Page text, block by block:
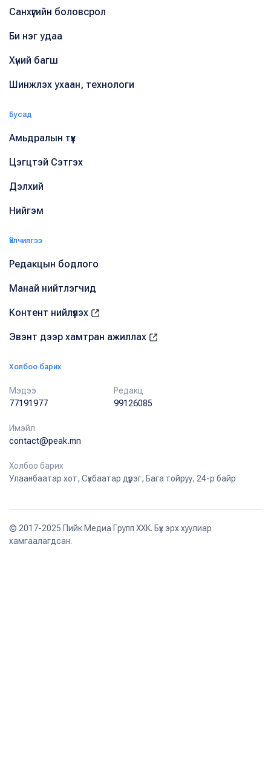
Санхүүгийн боловсрол
Би нэг удаа
Хүний багш
Шинжлэх ухаан, технологи
Бусад
Амьдралын түүх
Цэгцтэй Сэтгэх
Дэлхий
Нийгэм
Үйлчилгээ
Редакцын бодлого
Манай нийтлэгчид
Контент нийлүүлэх
Эвэнт дээр хамтран ажиллах
Холбоо барих
Мэдээ
77191977
Редакц
99126085
Имэйл
contact@peak.mn
Холбоо барих
Улаанбаатар хот, Сүхбаатар дүүрэг, Бага тойруу, 24-р байр
© 2017-2025 Пийк Медиа Групп ХХК. Бүх эрх хуулиар
хамгаалагдсан.